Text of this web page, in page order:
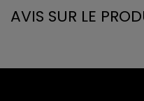
AVIS SUR LE